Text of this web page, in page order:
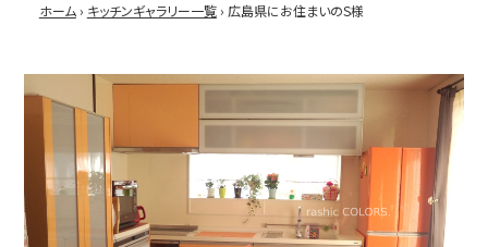
ホーム› キッチンギャラリー一覧› 広島県にお住まいのS様